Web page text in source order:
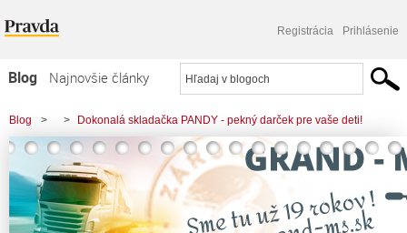
Registrácia Prihlásenie
Blog
Najnovšie články
Najčítanejšie články
Najkomentovanejšie články
Zoznam blogov
Komerčné blogy
Blog > > Dokonalá skladačka PANDY - pekný darček pre vaše deti!